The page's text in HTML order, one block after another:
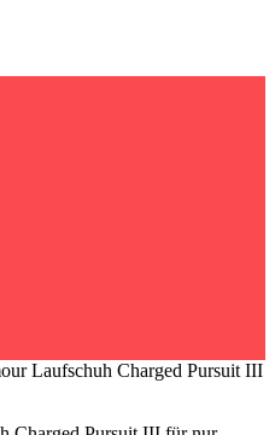
Laufschuh Charged Pursuit III